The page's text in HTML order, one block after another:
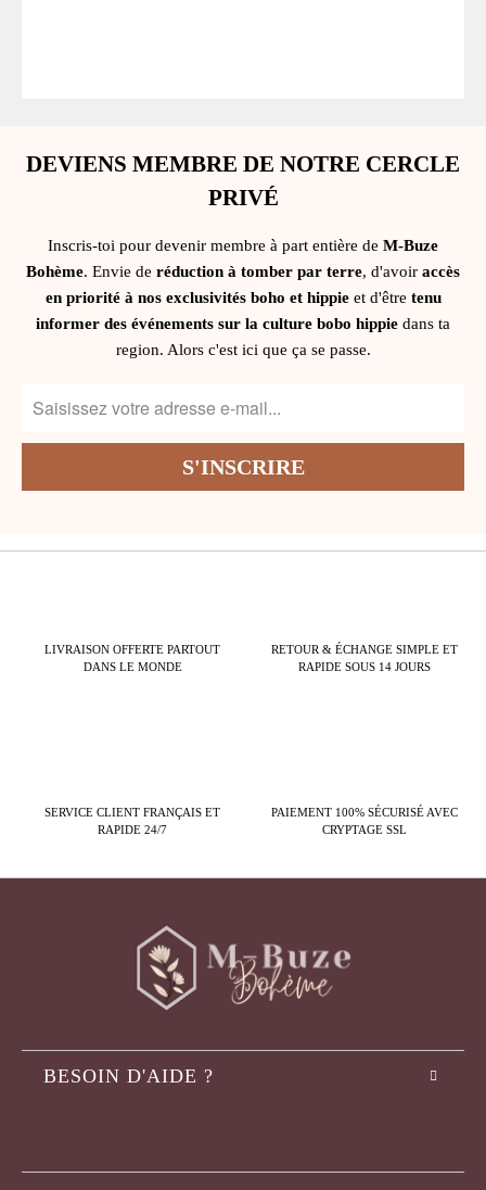
DEVIENS MEMBRE DE NOTRE CERCLE
PRIVÉ
Inscris-toi pour devenir membre à part entière de M-Buze
Bohème. Envie de réduction à tomber par terre, d'avoir accès
en priorité à nos exclusivités boho et hippieet d'être tenu
informer des événements sur la culture bobo hippie dans ta
region. Alors c'est ici que ça se passe.
LIVRAISON OFFERTE PARTOUT
DANS LE MONDE
RETOUR & ÉCHANGE SIMPLE ET
RAPIDE SOUS 14 JOURS
SERVICE CLIENT FRANÇAIS ET
RAPIDE 24/7
PAIEMENT 100% SÉCURISÉ AVEC
CRYPTAGE SSL
BESOIN D'AIDE ?